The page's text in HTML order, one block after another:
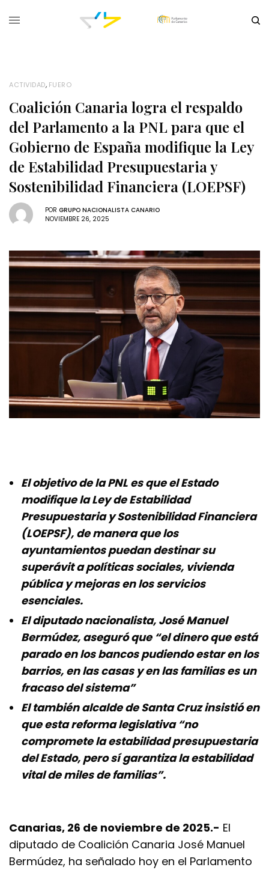
ACTIVIDAD, FUERO
Coalición Canaria logra el respaldo
del Parlamento a la PNL para que el
Gobierno de España modifique la Ley
de Estabilidad Presupuestaria y
Sostenibilidad Financiera (LOEPSF)
POR GRUPO NACIONALISTA CANARIO
NOVIEMBRE 26, 2025
El objetivo de la PNL es que el Estado
modifique la Ley de Estabilidad
Presupuestaria y Sostenibilidad Financiera
(LOEPSF), de manera que los
ayuntamientos puedan destinar su
superávit a políticas sociales, vivienda
pública y mejoras en los servicios
esenciales.
El diputado nacionalista, José Manuel
Bermúdez, aseguró que “el dinero que está
parado en los bancos pudiendo estar en los
barrios, en las casas y en las familias es un
fracaso del sistema”
El también alcalde de Santa Cruz insistió en
que esta reforma legislativa “no
compromete la estabilidad presupuestaria
del Estado, pero sí garantiza la estabilidad
vital de miles de familias”.
Canarias, 26 de noviembre de 2025.- El
diputado de Coalición Canaria José Manuel
Bermúdez, ha señalado hoy en el Parlamento